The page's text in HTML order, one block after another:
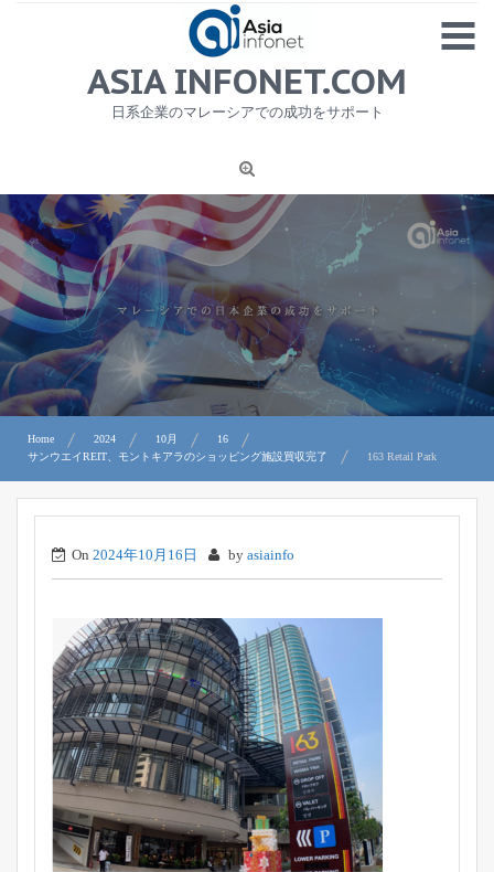
MENU
1
ニュース
労務サービス
プライバシーポリシー及び著作権について
お問合せ
ASIA INFONET.COM
日系企業のマレーシアでの成功をサポート
Home 2024 10月
16
サンウエイREIT、モントキアラのショッピング施設買収完了
163 Retail Park
On 2024年10月16日 by asiainfo